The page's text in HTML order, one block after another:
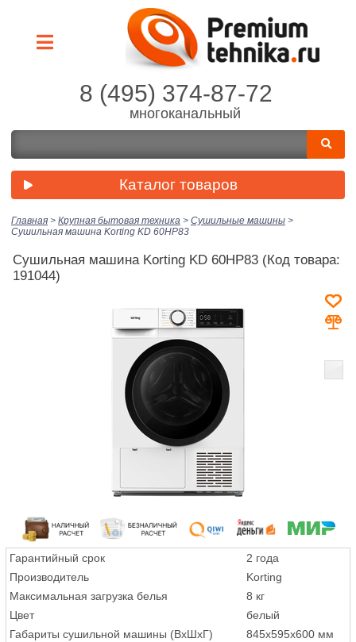
8 (495) 374-87-72
многоканальный
Каталог товаров
Главная > Крупная бытовая техника > Сушильные машины >
Сушильная машина Korting KD 60HP83
Сушильная машина Korting KD 60HP83 (Код товара:
191044)
Гарантийный срок
2 года
Производитель
Korting
Максимальная загрузка белья
8 кг
Цвет
белый
Габариты сушильной машины (ВхШхГ)
845x595x600 мм